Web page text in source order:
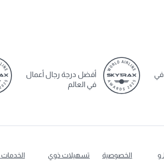
أفضل درجة رجال أعمال
في العالم
و الخصوصية تسهيلات ذوي الخدمات